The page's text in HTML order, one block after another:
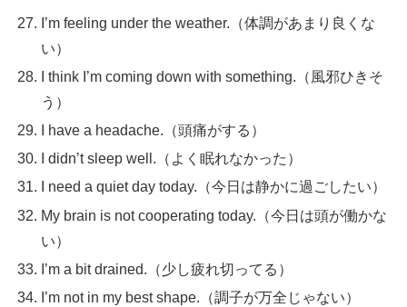
I’m feeling under the weather.（体調があまり良くな
い）
I think I’m coming down with something.（風邪ひきそ
う）
I have a headache.（頭痛がする）
I didn’t sleep well.（よく眠れなかった）
I need a quiet day today.（今日は静かに過ごしたい）
My brain is not cooperating today.（今日は頭が働かな
い）
I’m a bit drained.（少し疲れ切ってる）
I’m not in my best shape.（調子が万全じゃない）